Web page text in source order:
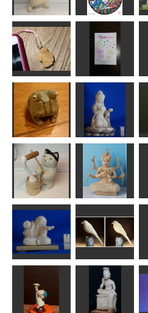
応援する猫さ
ん
藤枝駆男
版画カレン
ダ 庚子弥生
亀
RinRin
母の日カード
leaf
ツノガエル
ハチ
村娘 スジャ
ータ
ta-chann
餅をつく猫さ
ん
藤枝駆男
愛染明王座像
爺と孫 カササギ